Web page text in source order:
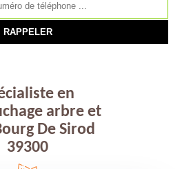
en
arbre et
De Sirod
39300